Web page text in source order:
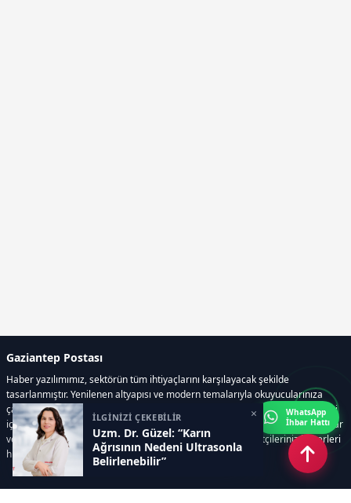
İLGİNİZİ ÇEKEBİLİR
Uzm. Dr. Güzel: “Karın
Ağrısının Nedeni Ultrasonla
Belirlenebilir”
×
Gaziantep Postası
Haber yazılımımız, sektörün tüm ihtiyaçlarını karşılayacak şekilde
tasarlanmıştır. Yenilenen altyapısı ve modern temalarıyla okuyucularınıza
çağdaş bir deneyim sunar. Sistemimiz, haber sitesinde gerekli tüm modülleri
içerir. Siz içerik üretmeye odaklanırken, yazılımımız zamandan tasarruf sağlar
ve süreçlerinizi kolaylaştırır. Etkili arayüzü sayesinde ziyaretçileriniz haberleri
hızlı ve keyifle takip edebilir.
WhatsApp
İhbar Hattı